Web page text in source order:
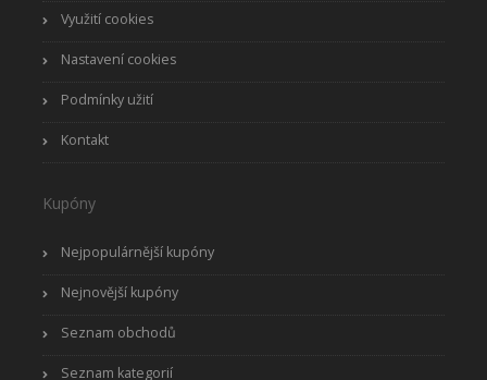
Využití cookies
Nastavení cookies
Podmínky užití
Kontakt
Kupóny
Nejpopulárnější kupóny
Nejnovější kupóny
Seznam obchodů
Seznam kategorií